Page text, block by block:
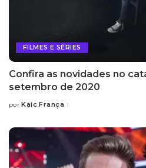
FILMES E SÉRIES
Confira as novidades no
setembro de 2020
Posted
por Kaic França